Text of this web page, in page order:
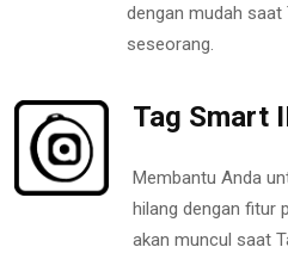
dengan mudah saat
seseorang.
Tag Smart
Membantu Anda
hilang dengan fitur
akan muncul saat